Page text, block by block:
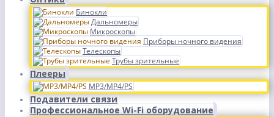
Бинокли
Дальномеры
Микроскопы
Приборы ночного видения
Телескопы
Трубы зрительные
Плееры
MP3/MP4/PS
Подавители связи
Профессиональное Wi-Fi оборудование